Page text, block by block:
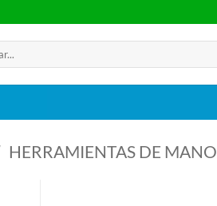
HERRAMIENTAS DE MANO